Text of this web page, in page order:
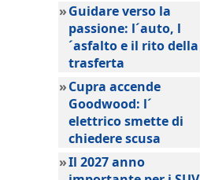
»Guidare verso la
passione: l´auto, l
´asfalto e il rito della
trasferta
»Cupra accende
Goodwood: l´
elettrico smette di
chiedere scusa
»Il 2027 anno